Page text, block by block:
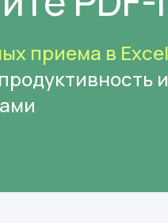
приема в Excel